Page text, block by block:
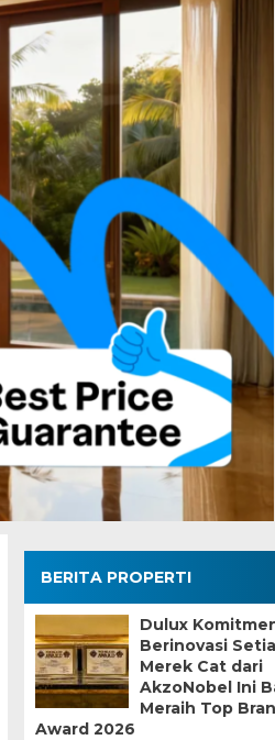
BERITA PROPERTI
Dulux
Berinovasi
Merek Cat dari
AkzoNobel Ini
Meraih Top
Award 2026